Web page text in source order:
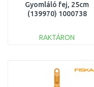
Gyomláló fej, 25cm
(139970) 1000738
RAKTÁRON
Összehasonlítás